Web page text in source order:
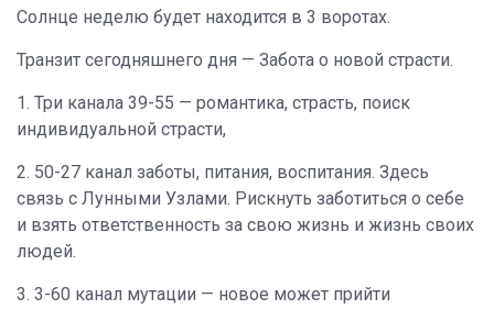
Солнце неделю будет находится в 3 воротах.
Транзит сегодняшнего дня — Забота о новой страсти.
1. Три канала 39-55 — романтика, страсть, поиск
индивидуальной страсти,
2. 50-27 канал заботы, питания, воспитания. Здесь
связь с Лунными Узлами. Рискнуть заботиться о себе
и взять ответственность за свою жизнь и жизнь своих
людей.
3. 3-60 канал мутации — новое может прийти